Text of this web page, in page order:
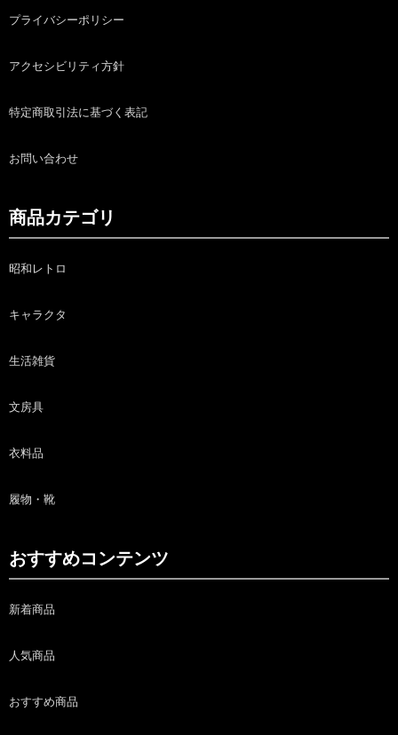
プライバシーポリシー
アクセシビリティ方針
特定商取引法に基づく表記
お問い合わせ
商品カテゴリ
昭和レトロ
キャラクタ
生活雑貨
文房具
衣料品
履物・靴
おすすめコンテンツ
新着商品
人気商品
おすすめ商品